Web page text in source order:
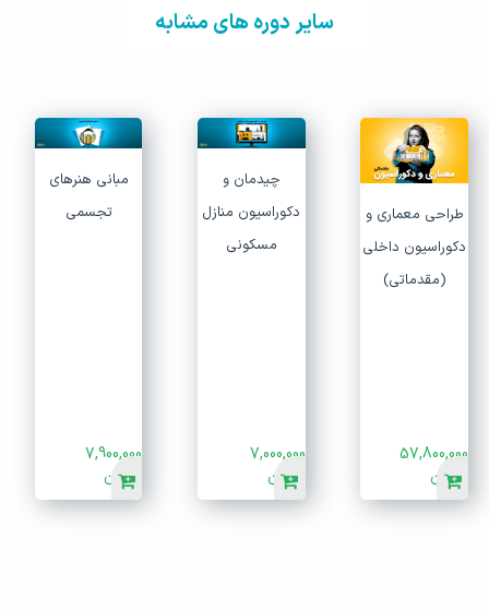
سایر دوره های مشابه
طراحی معماری و
دکوراسیون داخلی
(مقدماتی)
57,800,000
تومان
چیدمان و
دکوراسیون منازل
مسکونی
7,000,000
تومان
مبانی هنرهای
تجسمی
7,900,000
تومان